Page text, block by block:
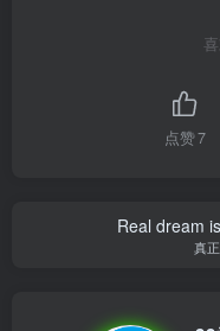
点赞7
Real dream
真